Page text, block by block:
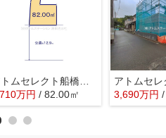
アトムセレクト船橋市海神611 １区画
万円 / 82.00㎡ 3,690万円